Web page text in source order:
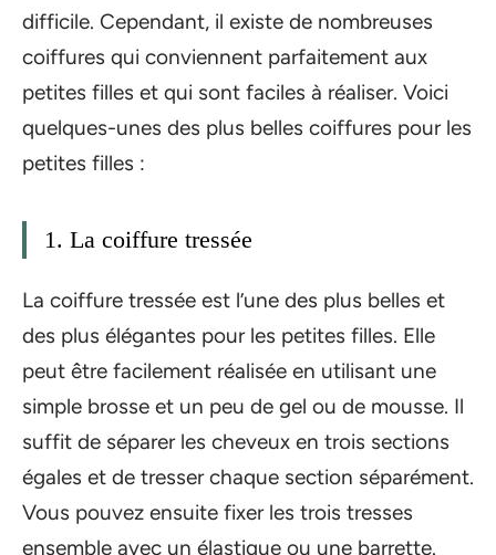
difficile. Cependant, il existe de nombreuses
coiffures qui conviennent parfaitement aux
petites filles et qui sont faciles à réaliser. Voici
quelques-unes des plus belles coiffures pour les
petites filles :
1. La coiffure tressée
La coiffure tressée est l’une des plus belles et
des plus élégantes pour les petites filles. Elle
peut être facilement réalisée en utilisant une
simple brosse et un peu de gel ou de mousse. Il
suffit de séparer les cheveux en trois sections
égales et de tresser chaque section séparément.
Vous pouvez ensuite fixer les trois tresses
ensemble avec un élastique ou une barrette.